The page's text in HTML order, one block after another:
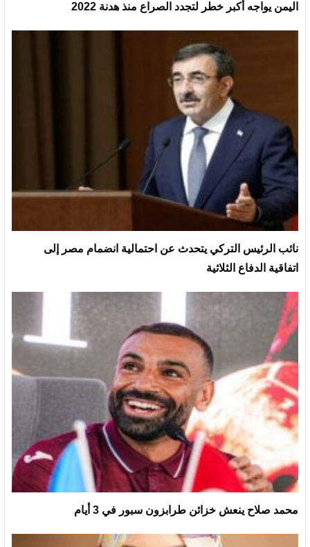
اليمن يواجه أكبر خطر لتجدد الصراع منذ هدنة 2022
نائب الرئيس التركي يتحدث عن احتمالية انضمام مصر إلى
اتفاقية الدفاع الثلاثية
محمد صلاح ينعش خزائن طرابزون سبور في 3 أيام